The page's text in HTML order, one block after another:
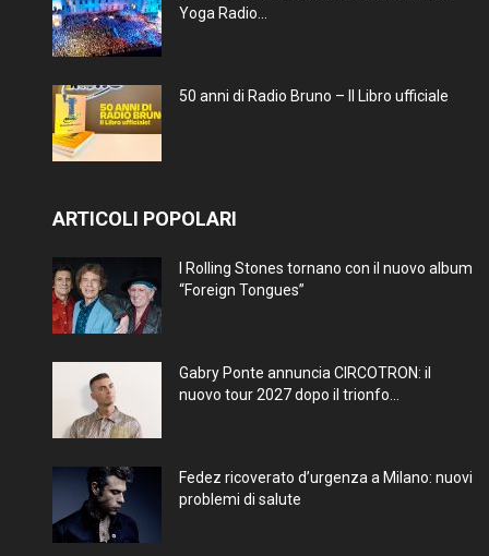
Yoga Radio...
50 anni di Radio Bruno – Il Libro ufficiale
ARTICOLI POPOLARI
I Rolling Stones tornano con il nuovo album
“Foreign Tongues”
Gabry Ponte annuncia CIRCOTRON: il
nuovo tour 2027 dopo il trionfo...
Fedez ricoverato d’urgenza a Milano: nuovi
problemi di salute